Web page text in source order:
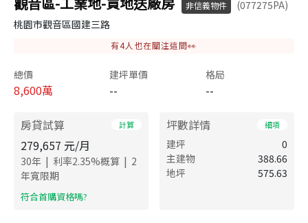
非信義物件
(077275PA)
桃園市觀音區國建三路
有4人也在關注這間👀
總價
8,600萬
建坪單價
--
格局
--
房貸試算 計算
279,657 元/月
30年 | 利率2.35%概算 | 2
年寬限期
​符合首購資格嗎?
坪數詳情 細項
建坪
0
主建物
388.66
地坪
575.63